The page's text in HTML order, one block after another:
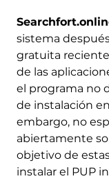
sistema
gratuita
de las
el programa no
de instalación
embargo, no
abiertamente
objetivo de
instalar el PUP